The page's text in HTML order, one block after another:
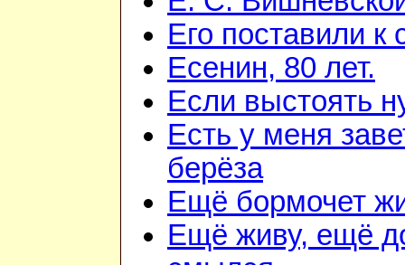
Его поставили к
Есенин, 80 лет.
Если выстоять
Есть у меня
берёза
Ещё бормочет
Ещё живу, ещё